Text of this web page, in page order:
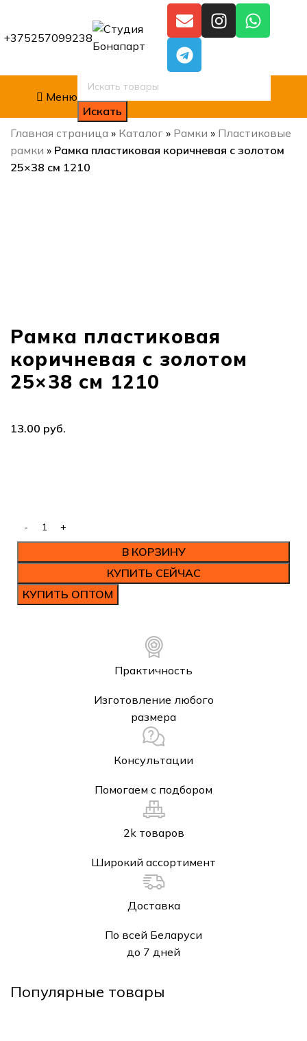
+375257099238
Меню
Искать
Главная страница » Каталог » Рамки » Пластиковые
рамки » Рамка пластиковая коричневая с золотом
25×38 см 1210
Рамка пластиковая
коричневая с золотом
25×38 см 1210
13.00 руб.
В КОРЗИНУ
КУПИТЬ СЕЙЧАС
КУПИТЬ ОПТОМ
Практичность
Изготовление любого
размера
Консультации
Помогаем с подбором
2k товаров
Широкий ассортимент
Доставка
По всей Беларуси
до 7 дней
Популярные товары